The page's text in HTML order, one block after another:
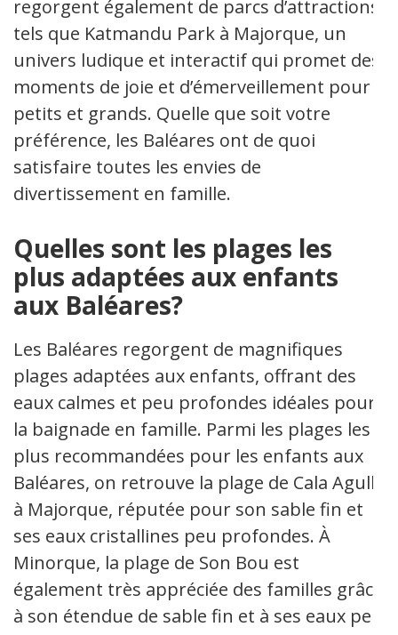
regorgent également de parcs d’attractions
tels que Katmandu Park à Majorque, un
univers ludique et interactif qui promet des
moments de joie et d’émerveillement pour
petits et grands. Quelle que soit votre
préférence, les Baléares ont de quoi
satisfaire toutes les envies de
divertissement en famille.
Quelles sont les plages les
plus adaptées aux enfants
aux Baléares?
Les Baléares regorgent de magnifiques
plages adaptées aux enfants, offrant des
eaux calmes et peu profondes idéales pour
la baignade en famille. Parmi les plages les
plus recommandées pour les enfants aux
Baléares, on retrouve la plage de Cala Agulla
à Majorque, réputée pour son sable fin et
ses eaux cristallines peu profondes. À
Minorque, la plage de Son Bou est
également très appréciée des familles grâce
à son étendue de sable fin et à ses eaux peu